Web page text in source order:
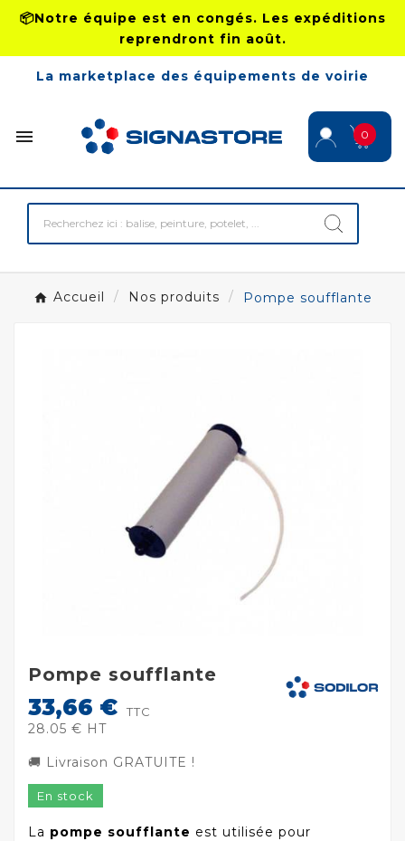
📦Notre équipe est en congés. Les expéditions
reprendront fin août.
La marketplace des équipements de voirie
 0
Accueil Nos produits Pompe soufflante
Pompe soufflante
33,66 € TTC
28.05 € HT
🚚 Livraison GRATUITE !
En stock
La pompe soufflante est utilisée pour